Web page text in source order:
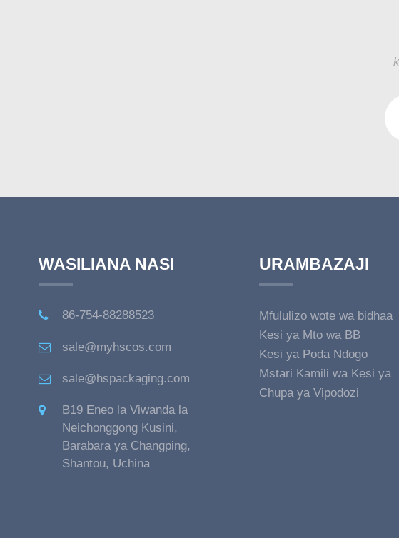
WASILIANA NASI
86-754-88288523
sale@myhscos.com
sale@hspackaging.com
B19 Eneo la Viwanda la
Neichonggong Kusini,
Barabara ya Changping,
Shantou, Uchina
URAMBAZAJI
Mfululizo wote wa bidhaa
Kesi ya Mto wa BB
Kesi ya Poda Ndogo
Mstari Kamili wa Kesi ya
Vipodozi
Chupa ya Vipodozi